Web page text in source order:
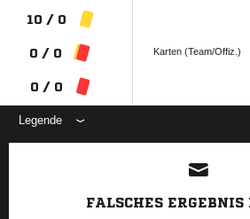
10 / 0
0 / 0
0 / 0
Karten (Team/Offiz.)
Legende
ANZEIGE
FALSCHES ERGEBNIS